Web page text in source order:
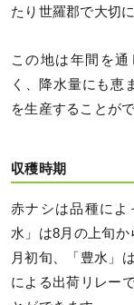
たり世羅郡で大切
この地は年間を
く、降水量にも恵
を生産することが
収穫時期
赤ナシは品種によ
水」は8月の上旬
月初旬、「豊水」
による出荷リレー